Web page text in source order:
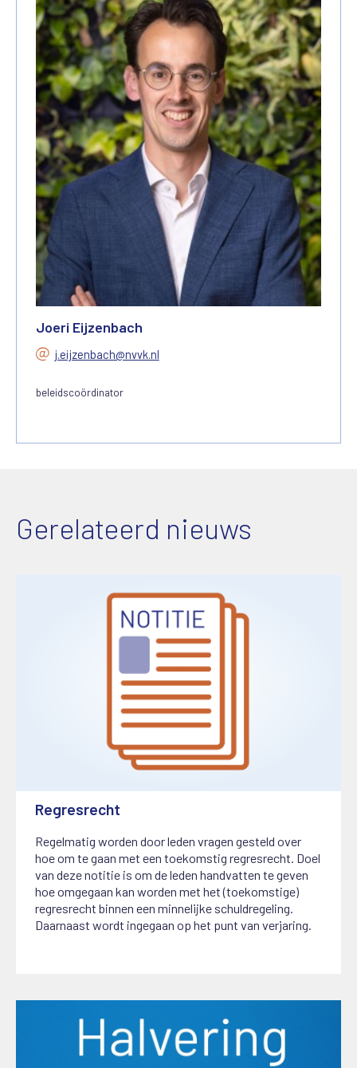
Joeri Eijzenbach
j.eijzenbach@nvvk.nl
beleidscoördinator
Gerelateerd nieuws
Regresrecht
9 oktober 2024
Regelmatig worden door leden vragen gesteld over
hoe om te gaan met een toekomstig regresrecht. Doel
van deze notitie is om de leden handvatten te geven
hoe omgegaan kan worden met het (toekomstige)
regresrecht binnen een minnelijke schuldregeling.
Daarnaast wordt ingegaan op het punt van verjaring.